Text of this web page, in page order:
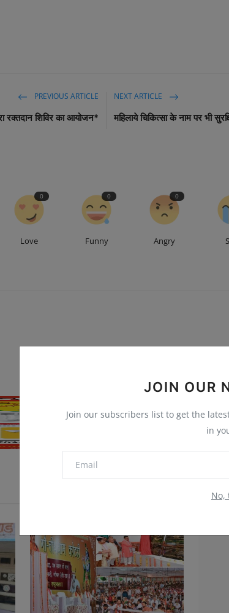
JOIN OUR
Join our subscribers list to get the
in
No,
PREVIOUS ARTICLE
रक्तदान शिविर का आयोजन*
NEXT ARTICLE
महिलाये चिकित्सा के नाम पर भी
0
Love
0
Funny
0
Angry